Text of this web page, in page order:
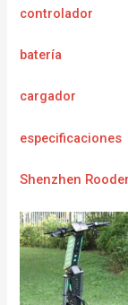
controlador
batería
cargador
especificaciones
Shenzhen